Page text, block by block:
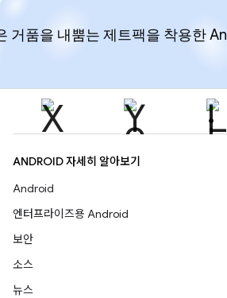
ANDROID 자세히 알아보기
Android
엔터프라이즈용 Android
보안
소스
뉴스